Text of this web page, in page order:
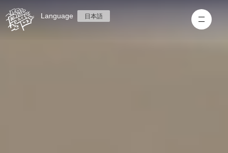
Language 日本語